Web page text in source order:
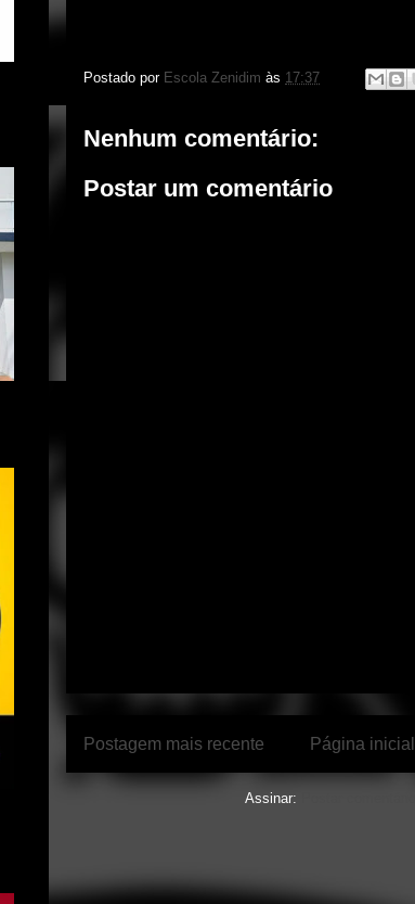
Postado por Escola Zenidim às 17:37
Nenhum comentário:
Postar um comentário
Postagem mais recente Página inicial
Assinar: Postar